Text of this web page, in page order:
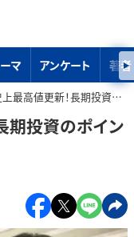
マ アンケート 著者
値更新！長期投資のポイントは？
期投資のポイン